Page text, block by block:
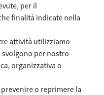
per il
finalità indicate nella
attività utilizziamo
per nostro
organizzativa o
o reprimere la